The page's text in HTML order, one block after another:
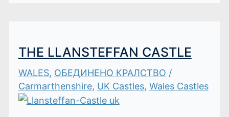
THE LLANSTEFFAN CASTLE
WALES, ОБЕДИНЕНО КРАЛСТВО /
Carmarthenshire, UK Castles, Wales Castles